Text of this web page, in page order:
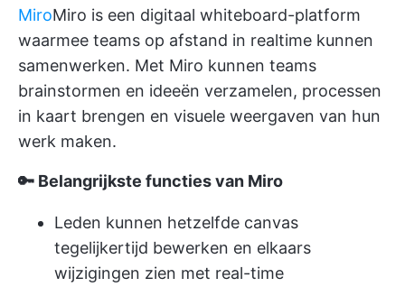
MiroMiro is een digitaal whiteboard-platform
waarmee teams op afstand in realtime kunnen
samenwerken. Met Miro kunnen teams
brainstormen en ideeën verzamelen, processen
in kaart brengen en visuele weergaven van hun
werk maken.
🔑 Belangrijkste functies van Miro
Leden kunnen hetzelfde canvas
tegelijkertijd bewerken en elkaars
wijzigingen zien met real-time